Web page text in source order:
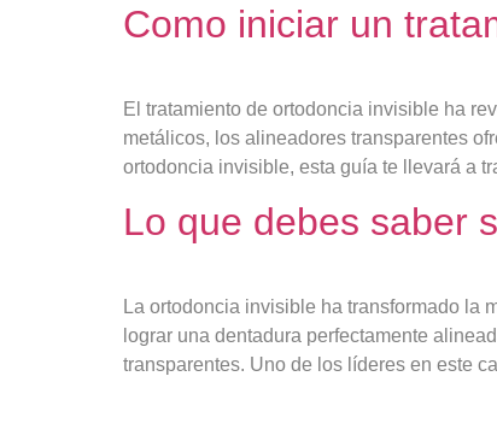
Como iniciar un
El tratamiento de ortodoncia invisible ha
metálicos, los alineadores transparentes
ortodoncia invisible, esta guía te llevará a
Lo que debes saber
La ortodoncia invisible ha transformado la
lograr una dentadura perfectamente
transparentes. Uno de los líderes en este